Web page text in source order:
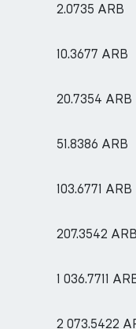
2.0735 ARB
10.3677 ARB
20.7354 ARB
51.8386 ARB
103.6771 ARB
207.3542 ARB
1 036.7711
2 073.5422